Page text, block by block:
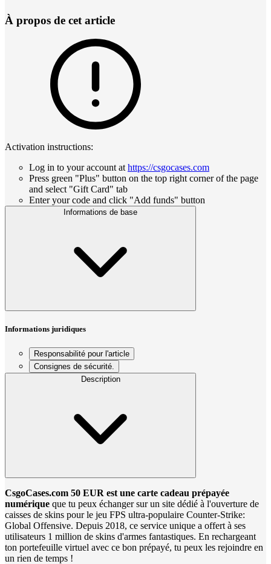
À propos de cet article
Activation instructions:
Log in to your account at https://csgocases.com
Press green "Plus" button on the top right corner of the page
and select "Gift Card" tab
Enter your code and click "Add funds" button
Informations de base
Informations juridiques
Responsabilité pour l'article
Consignes de sécurité.
Description
CsgoCases.com 50 EUR est une carte cadeau prépayée
numérique que tu peux échanger sur un site dédié à l'ouverture de
caisses de skins pour le jeu FPS ultra-populaire Counter-Strike:
Global Offensive. Depuis 2018, ce service unique a offert à ses
utilisateurs 1 million de skins d'armes fantastiques. En rechargeant
ton portefeuille virtuel avec ce bon prépayé, tu peux les rejoindre en
un rien de temps !